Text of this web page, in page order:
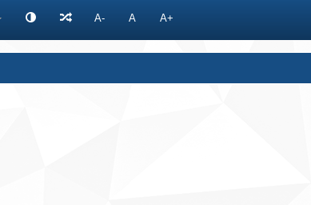
A- A A+